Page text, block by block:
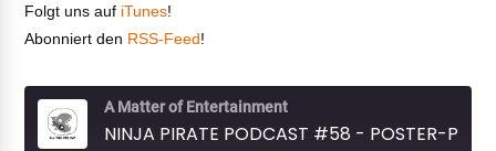
Folgt uns auf iTunes!
Abonniert den RSS-Feed!
A Matter of Entertainment